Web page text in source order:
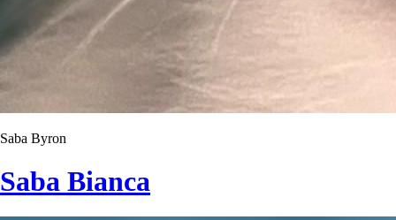
Saba Byron
Saba Bianca